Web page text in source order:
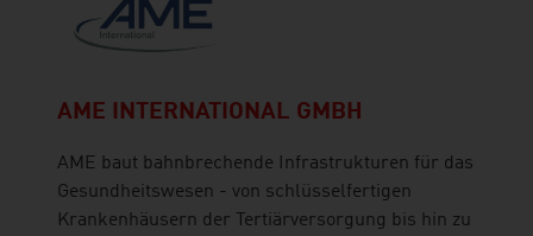
AME INTERNATIONAL GMBH
AME baut bahnbrechende Infrastrukturen für das
Gesundheitswesen - von schlüsselfertigen
Krankenhäusern der Tertiärversorgung bis hin zu